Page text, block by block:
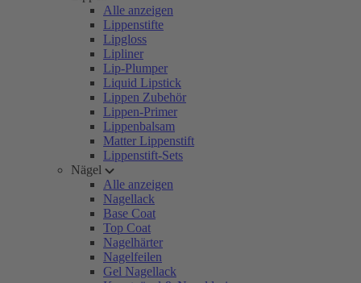
Alle anzeigen
Lippenstifte
Lipgloss
Lipliner
Lip-Plumper
Liquid Lipstick
Lippen Zubehör
Lippen-Primer
Lippenbalsam
Matter Lippenstift
Lippenstift-Sets
Nägel
Alle anzeigen
Nagellack
Base Coat
Top Coat
Nagelhärter
Nagelfeilen
Gel Nagellack